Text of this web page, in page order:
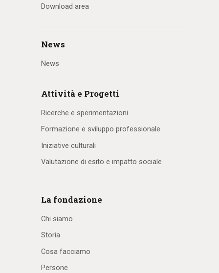
Download area
News
News
Attività e Progetti
Ricerche e sperimentazioni
Formazione e sviluppo professionale
Iniziative culturali
Valutazione di esito e impatto sociale
La fondazione
Chi siamo
Storia
Cosa facciamo
Persone